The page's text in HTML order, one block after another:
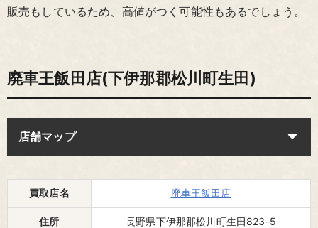
販売もしているため、高値がつく可能性もあるでしょう。
廃車王飯田店(下伊那郡松川町生田)
店舗マップ
買取店名 廃車王飯田店
住所 長野県下伊那郡松川町生田823-5